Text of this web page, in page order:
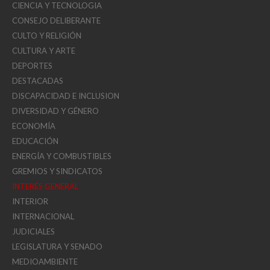
CIENCIA Y TECNOLOGIA
CONSEJO DELIBERANTE
CULTO Y RELIGIÓN
CULTURA Y ARTE
DEPORTES
DESTACADAS
DISCAPACIDAD E INCLUSION
DIVERSIDAD Y GÉNERO
ECONOMÍA
EDUCACIÓN
ENERGÍA Y COMBUSTIBLES
GREMIOS Y SINDICATOS
INTERÉS GENERAL
INTERIOR
INTERNACIONAL
JUDICIALES
LEGISLATURA Y SENADO
MEDIOAMBIENTE